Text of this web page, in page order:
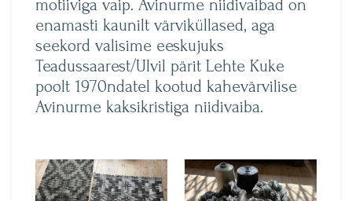
motiiviga vaip. Avinurme niidivaibad on
enamasti kaunilt värviküllased, aga
seekord valisime eeskujuks
Teadussaarest/Ulvil pärit Lehte Kuke
poolt 1970ndatel kootud kahevärvilise
Avinurme kaksikristiga niidivaiba.